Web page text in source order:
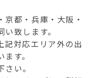
都・兵庫・大阪・
致します。
対応エリア外の出
す。
い。